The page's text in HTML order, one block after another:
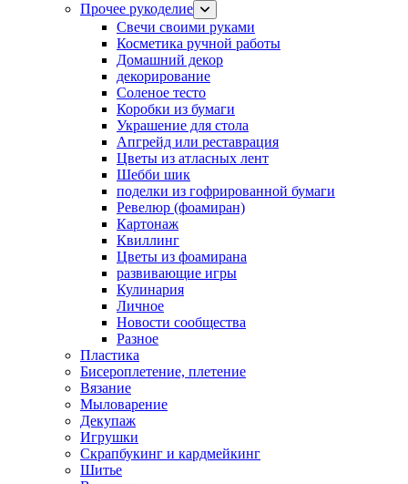
Прочее рукоделие
Свечи своими руками
Косметика ручной работы
Домашний декор
декорирование
Соленое тесто
Коробки из бумаги
Украшение для стола
Апгрейд или реставрация
Цветы из атласных лент
Шебби шик
поделки из гофрированной бумаги
Ревелюр (фоамиран)
Картонаж
Квиллинг
Цветы из фоамирана
развивающие игры
Кулинария
Личное
Новости сообщества
Разное
Пластика
Бисероплетение, плетение
Вязание
Мыловарение
Декупаж
Игрушки
Скрапбукинг и кардмейкинг
Шитье